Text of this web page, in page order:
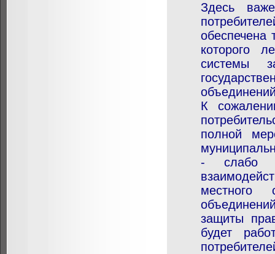
Здесь
обеспечена
которого
системы
К
полной
- слабо
местного
защиты
будет